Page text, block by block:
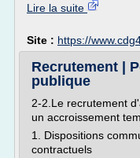
Lire la suite
Site : https://
Recrutement |
publique
2-2.Le recrutement
un accroissement
1. Dispositions
contractuels